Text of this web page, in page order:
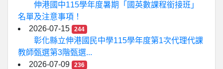
伸港國中115學年度暑期「國英數課程銜接班」
名單及注意事項！
2026-07-15
244
彰化縣立伸港國民中學115學年度第1次代理代課
教師甄選第3階甄選...
2026-07-09
236